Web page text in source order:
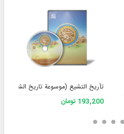
تأريخ التشيع (موسوعة تاريخ الشيعة)
193,200 تومان